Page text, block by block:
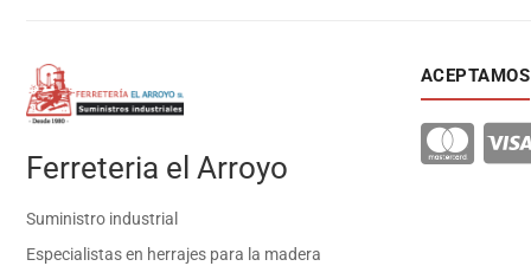
Ferreteria el Arroyo
Suministro industrial
Especialistas en herrajes para la madera
ACEPTAMOS